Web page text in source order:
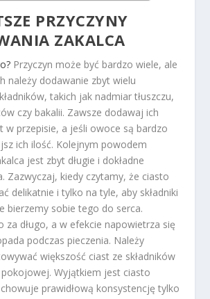
PRZYCZYNY
ZAKALCA
Przyczyn może być bardzo wiele, ale
należy dodawanie zbyt wielu
takich jak nadmiar tłuszczu,
czy bakalii. Zawsze dodawaj ich
w przepisie, a jeśli owoce są bardzo
ich ilość. Kolejnym powodem
jest zbyt długie i dokładne
Zazwyczaj, kiedy czytamy, że ciasto
delikatnie i tylko na tyle, aby składniki
bierzemy sobie tego do serca.
za długo, a w efekcie napowietrza się
podczas pieczenia. Należy
większość ciast ze składników
Wyjątkiem jest ciasto
prawidłową konsystencję tylko